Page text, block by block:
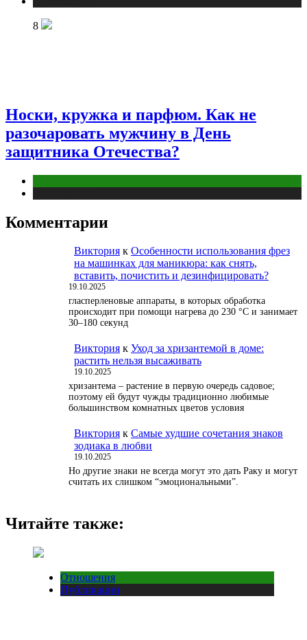
8
Носки, кружка и парфюм. Как не
разочаровать мужчину в День
защитника Отечества?
Комментарии
Виктория к Особенности использования фрез
на машинках для маникюра: как снять,
вставить, почистить и дезинфицировать?
19.10.2025
гласперленовые аппараты, в которых обработка
происходит при помощи нагрева до 230 °С и занимает
30–180 секунд
Виктория к Уход за хризантемой в доме:
растить нельзя высаживать
19.10.2025
хризантема – растение в первую очередь садовое;
поэтому ей будут чужды традиционно любимые
большинством комнатных цветов условия
Виктория к Самые худшие сочетания знаков
зодиака в любви
19.10.2025
Но другие знаки не всегда могут это дать Раку и могут
считать их слишком “эмоциональными”.
Читайте также:
Отношения
Публикации